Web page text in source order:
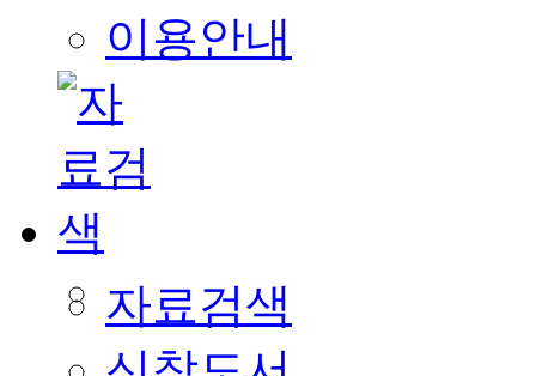
이용안내
자료검색